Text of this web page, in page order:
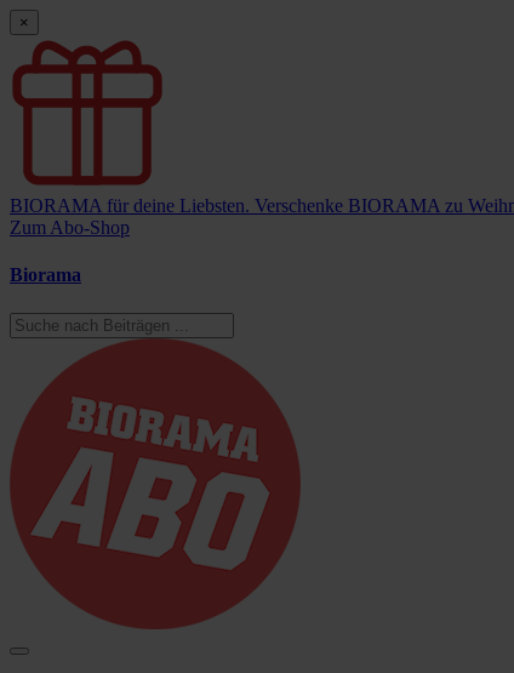
×
BIORAMA für deine Liebsten. Verschenke BIORAMA zu
Zum Abo-Shop
Biorama